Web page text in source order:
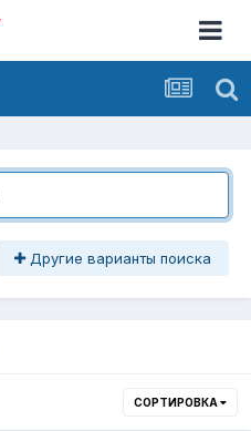
Другие варианты поиска
СОРТИРОВКА